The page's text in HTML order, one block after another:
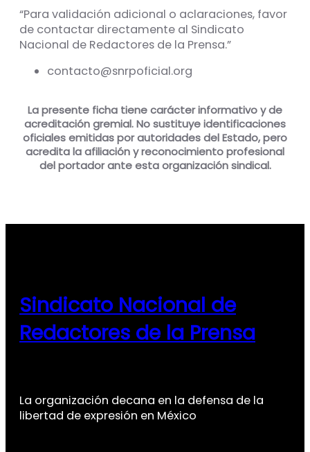
“Para validación adicional o aclaraciones, favor
de contactar directamente al Sindicato
Nacional de Redactores de la Prensa.”
contacto@snrpoficial.org
La presente ficha tiene carácter informativo y de
acreditación gremial. No sustituye identificaciones
oficiales emitidas por autoridades del Estado, pero
acredita la afiliación y reconocimiento profesional
del portador ante esta organización sindical.
Sindicato Nacional de
Redactores de la Prensa
La organización decana en la defensa de la
libertad de expresión en México